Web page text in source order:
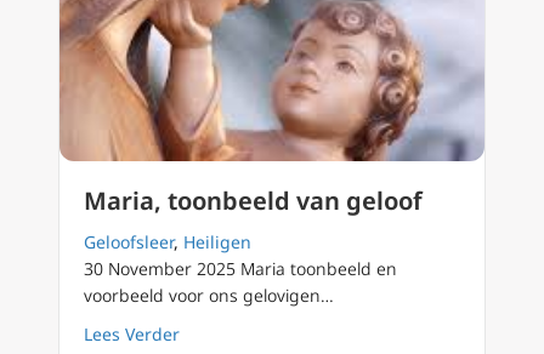
Maria, toonbeeld van geloof
Geloofsleer, Heiligen
30 November 2025 Maria toonbeeld en
voorbeeld voor ons gelovigen…
Lees Verderabout Maria, toonbeeld van geloof